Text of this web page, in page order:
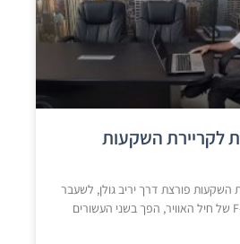
לקריירת השקעות
השקעות פורצת דרך יריב גולן, לשעבר
ראש צוות קרקע בטייסת F-16 של חיל האוויר, הפך בשני העשורים